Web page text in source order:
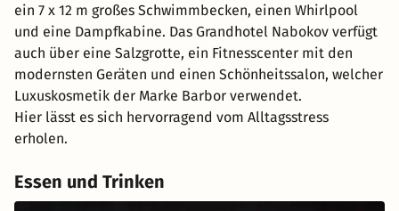
ein 7 x 12 m großes Schwimmbecken, einen Whirlpool
und eine Dampfkabine. Das Grandhotel Nabokov verfügt
auch über eine Salzgrotte, ein Fitnesscenter mit den
modernsten Geräten und einen Schönheitssalon, welcher
Luxuskosmetik der Marke Barbor verwendet.
Hier lässt es sich hervorragend vom Alltagsstress
erholen.
Essen und Trinken